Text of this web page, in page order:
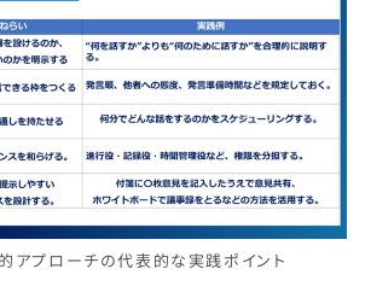
的アプローチの代表的な実践ポイント